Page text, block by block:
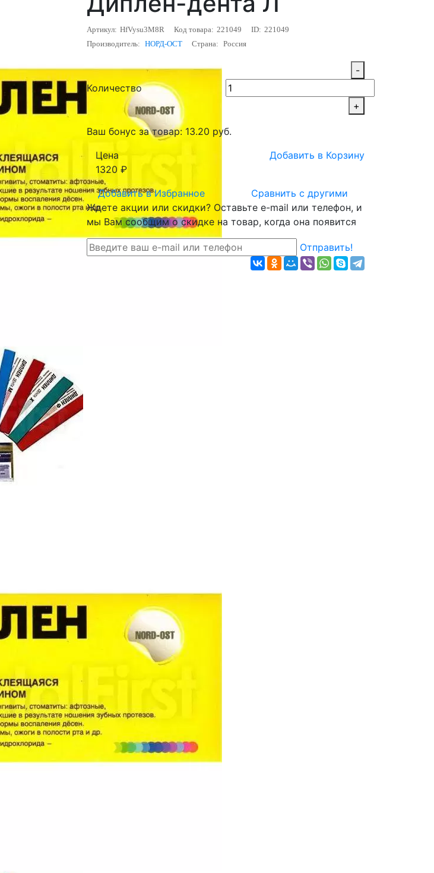
Артикул: HfVysu3M8R Код товара: 221049 ID: 221049
Производитель: НОРД-ОСТ Страна: Россия
Количество
-
+
Ваш бонус за товар: 13.20 руб.
Цена
1320 ₽
Добавить в Корзину
Добавить в Избранное
Сравнить с другими
Ждете акции или скидки? Оставьте e-mail или телефон, и
мы Вам сообщим о скидке на товар, когда она появится
Отправить!